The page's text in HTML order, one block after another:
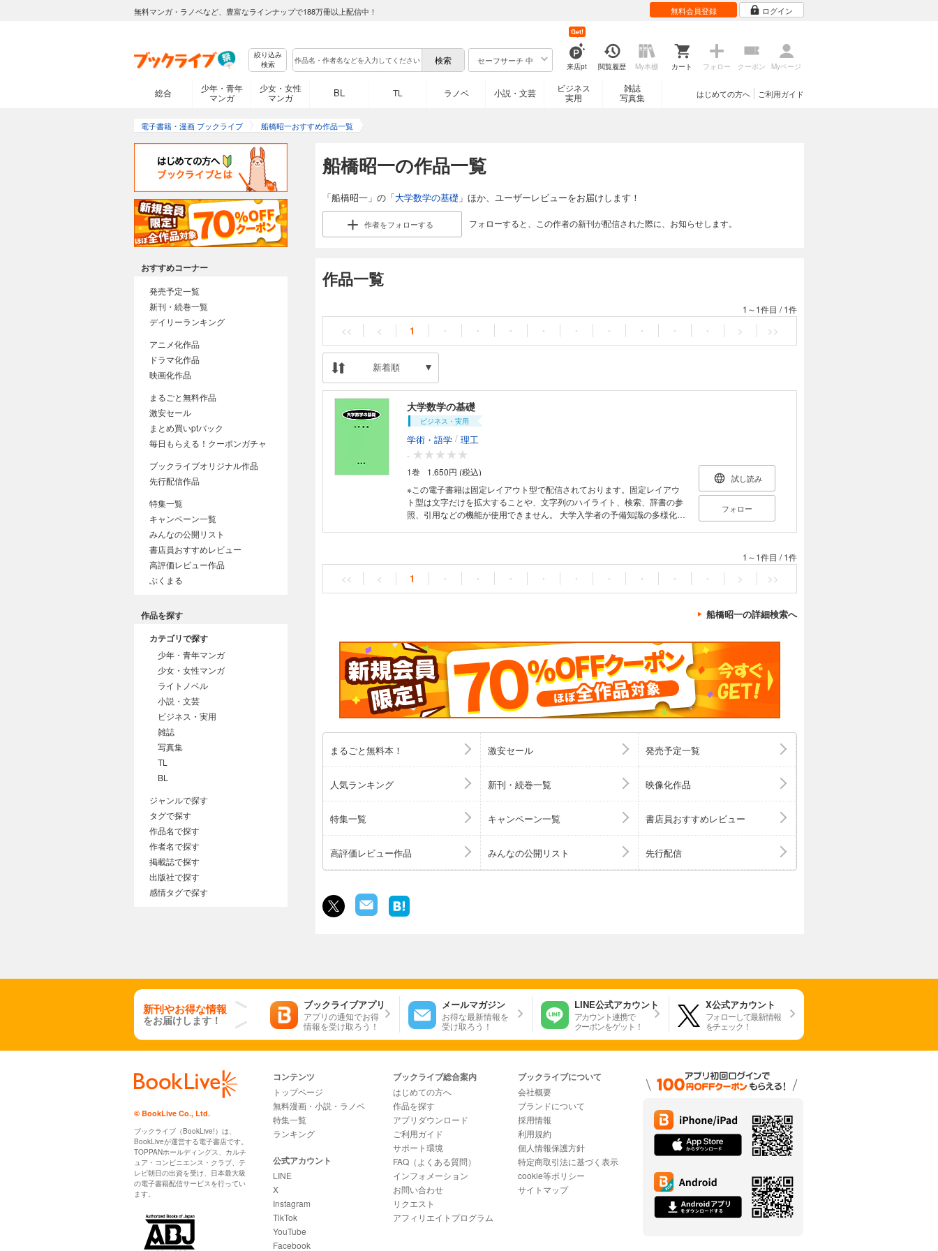
無料マンガ・ラノベなど、豊富なラインナップで188万冊以上配信中！ 無料会員登録 ログイン
絞り込み
検索
セーフサーチ 中
来店pt
Get!
閲覧履歴 My本棚 カート フォロー クーポン Myページ
総合
少年・青年
マンガ
少女・女性
マンガ
BL TL ラノベ 小説・文芸
ビジネス
実用
雑誌
写真集
ご利用ガイド
はじめての方へ
電子書籍・漫画 ブックライブ 船橋昭一おすすめ作品一覧
船橋昭一の作品一覧
「船橋昭一」の「大学数学の基礎 」ほか、ユーザーレビューをお届けします！
作者をフォローする フォローすると、この作者の新刊が配信された際に、お知らせします。
作品一覧
1～1件目 /1件
<< < 1 ・ ・ ・ ・ ・ ・ ・ ・ ・ > >>
新着順
大学数学の基礎
ビジネス・実用
学術・語学 / 理工
-
1巻
1,650円 (税込)
※この電子書籍は固定レイアウト型で配信されております。固定レイアウ
ト型は文字だけを拡大することや、文字列のハイライト、検索、辞書の参
照、引用などの機能が使用できません。 大学入学者の予備知識の多様化に
まとめた。この他、各種公式をまとめた要項と代表的な曲線と曲面を式と
グラフで示した。姉妹書に、例題や問を多く用いて通年用教科書として利
試し読み
フォロー
1～1件目 /1件
<< < 1 ・ ・ ・ ・ ・ ・ ・ ・ ・ > >>
船橋昭一の詳細検索へ
まるごと無料本！ 激安セール 発売予定一覧
人気ランキング 新刊・続巻一覧 映像化作品
特集一覧 キャンペーン一覧 書店員おすすめレビュー
高評価レビュー作品 みんなの公開リスト 先行配信
おすすめコーナー
発売予定一覧
新刊・続巻一覧
デイリーランキング
アニメ化作品
ドラマ化作品
映画化作品
まるごと無料作品
激安セール
まとめ買いptバック
毎日もらえる！クーポンガチャ
ブックライブオリジナル作品
先行配信作品
特集一覧
キャンペーン一覧
みんなの公開リスト
書店員おすすめレビュー
高評価レビュー作品
ぶくまる
作品を探す
カテゴリで探す
少年・青年マンガ
少女・女性マンガ
ライトノベル
小説・文芸
ビジネス・実用
雑誌
写真集
TL
BL
ジャンルで探す
タグで探す
作品名で探す
作者名で探す
掲載誌で探す
出版社で探す
感情タグで探す
新刊やお得な情報
をお届けします！
ブックライブアプリ
アプリの通知でお得
情報を受け取ろう！
メールマガジン
お得な最新情報を
受け取ろう！
LINE公式アカウント
アカウント連携で
クーポンをゲット！
X公式アカウント
フォローして最新情報
をチェック！
© BookLive Co., Ltd.
ブックライブ（BookLive!）は、
BookLiveが運営する電子書店です。
TOPPANホールディングス、カルチ
ュア・コンビニエンス・クラブ、テ
レビ朝日の出資を受け、日本最大級
の電子書籍配信サービスを行ってい
ます。
コンテンツ
トップページ
無料漫画・小説・ラノベ
特集一覧
ランキング
公式アカウント
LINE
X
Instagram
TikTok
YouTube
Facebook
ブックライブ総合案内
はじめての方へ
作品を探す
アプリダウンロード
ご利用ガイド
サポート環境
FAQ（よくある質問）
インフォメーション
お問い合わせ
リクエスト
アフィリエイトプログラム
ブックライブについて
会社概要
ブランドについて
採用情報
利用規約
個人情報保護方針
特定商取引法に基づく表示
cookie等ポリシー
サイトマップ